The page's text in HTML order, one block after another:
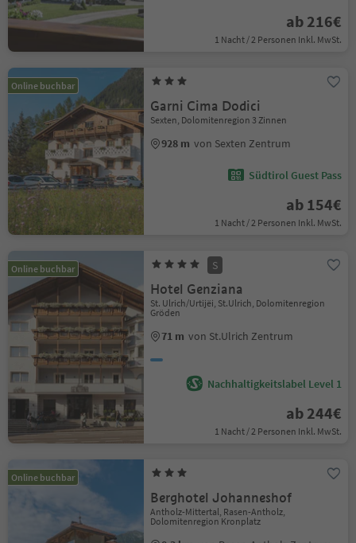
ab 216€
1 Nacht / 2 Personen Inkl. MwSt.
Online buchbar
Garni Cima Dodici
Sexten, Dolomitenregion 3 Zinnen
928 m von Sexten Zentrum
Südtirol Guest Pass
ab 154€
1 Nacht / 2 Personen Inkl. MwSt.
Online buchbar S
Hotel Genziana
St. Ulrich/Urtijëi, St.Ulrich, Dolomitenregion
Gröden
71 m von St.Ulrich Zentrum
Nachhaltigkeitslabel Level 1
ab 244€
1 Nacht / 2 Personen Inkl. MwSt.
Online buchbar
Berghotel Johanneshof
Antholz-Mittertal, Rasen-Antholz,
Dolomitenregion Kronplatz